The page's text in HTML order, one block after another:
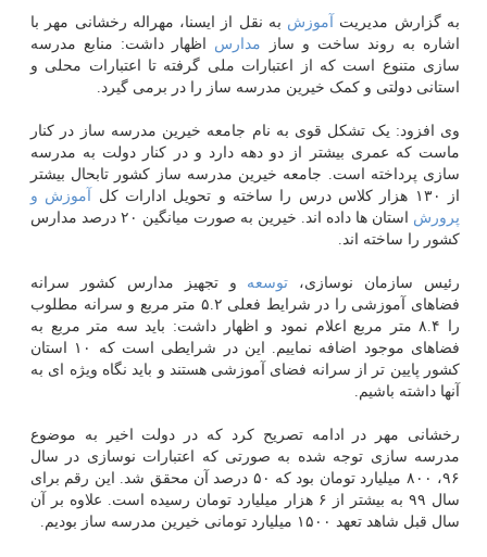
به گزارش مدیریت آموزش به نقل از ایسنا، مهراله رخشانی مهر با
اشاره به روند ساخت و ساز مدارس اظهار داشت: منابع مدرسه
سازی متنوع است که از اعتبارات ملی گرفته تا اعتبارات محلی و
استانی دولتی و کمک خیرین مدرسه ساز را در برمی گیرد.
وی افزود: یک تشکل قوی به نام جامعه خیرین مدرسه ساز در کنار
ماست که عمری بیشتر از دو دهه دارد و در کنار دولت به مدرسه
سازی پرداخته است. جامعه خیرین مدرسه ساز کشور تابحال بیشتر
از ۱۳۰ هزار کلاس درس را ساخته و تحویل ادارات کل
آموزش و
پرورش
استان ها داده اند. خیرین به صورت میانگین ۲۰ درصد مدارس
کشور را ساخته اند.
رئیس سازمان نوسازی، توسعه و تجهیز مدارس کشور سرانه
فضاهای آموزشی را در شرایط فعلی ۵.۲ متر مربع و سرانه مطلوب
را ۸.۴ متر مربع اعلام نمود و اظهار داشت: باید سه متر مربع به
فضاهای موجود اضافه نماییم. این در شرایطی است که ۱۰ استان
کشور پایین تر از سرانه فضای آموزشی هستند و باید نگاه ویژه ای به
آنها داشته باشیم.
رخشانی مهر در ادامه تصریح کرد که در دولت اخیر به موضوع
مدرسه سازی توجه شده به صورتی که اعتبارات نوسازی در سال
۹۶، ۸۰۰ میلیارد تومان بود که ۵۰ درصد آن محقق شد. این رقم برای
سال ۹۹ به بیشتر از ۶ هزار میلیارد تومان رسیده است. علاوه بر آن
سال قبل شاهد تعهد ۱۵۰۰ میلیارد تومانی خیرین مدرسه ساز بودیم.